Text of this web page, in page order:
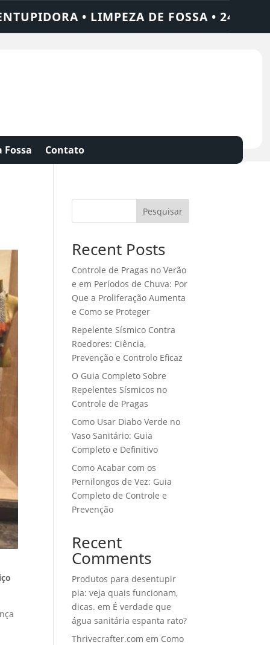
DE FOSSA • 24 HORAS • CHAME
Fossa Contato
Pesquisar
Recent Posts
Controle de Pragas no Verão
e em Períodos de Chuva: Por
Que a Proliferação Aumenta
e Como se Proteger
Repelente Sísmico Contra
Roedores: Ciência,
Prevenção e Controlo Eficaz
O Guia Completo Sobre
Repelentes Sísmicos no
Controle de Pragas
Como Usar Diabo Verde no
Vaso Sanitário: Guia
Completo e Definitivo
Como Acabar com os
Pernilongos de Vez: Guia
Completo de Controle e
Prevenção
Recent
Comments
Produtos para desentupir
pia: veja quais funcionam,
dicas. em É verdade que
água sanitária espanta rato?
Thrivecrafter.com em Como